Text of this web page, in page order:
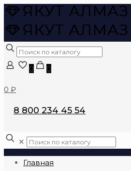
0 0
0 ₽
8 800 234 45 54
✕
Главная